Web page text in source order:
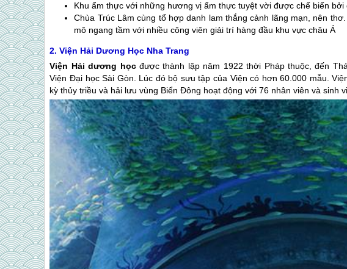
Khu ẩm thực với những hương vị ẩm thực tuyệt vời được chế biến
Chùa Trúc Lâm cùng tổ hợp danh lam thắng cảnh lãng mạn, nên
mô ngang tầm với nhiều công viên giải trí hàng đầu khu vực châu Á
2. Viện Hải Dương Học Nha Trang
Viện Hải dương họcđược thành lập năm 1922 thời Pháp thuộc, đến
Viện Đại học Sài Gòn. Lúc đó bộ sưu tập của Viện có hơn 60.000 mẫu.
kỳ thủy triều và hải lưu vùng Biển Đông hoạt động với 76 nhân viên và sinh